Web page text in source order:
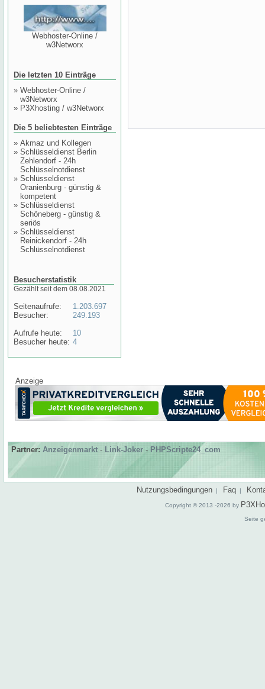
Webhoster-Online /
w3Networx
Die letzten 10 Einträge
» Webhoster-Online /
w3Networx
» P3Xhosting / w3Networx
Die 5 beliebtesten Einträge
» Akmaz und Kollegen
» Schlüsseldienst Berlin
Zehlendorf - 24h
Schlüsselnotdienst
» Schlüsseldienst
Oranienburg - günstig &
kompetent
» Schlüsseldienst
Schöneberg - günstig &
seriös
» Schlüsseldienst
Reinickendorf - 24h
Schlüsselnotdienst
Besucherstatistik
Gezählt seit dem 08.08.2021
Seitenaufrufe:
Besucher:
Aufrufe heute:
Besucher heute:
1.203.697
249.193
10
4
Anzeige
Partner: Anzeigenmarkt - Link-Joker - PHPScripte24_com
Nutzungsbedingungen | Faq |
Copyright © 2013 -2026 by
Seite